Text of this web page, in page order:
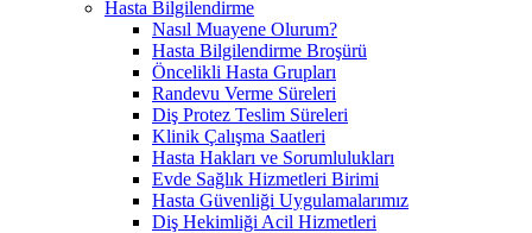
Hasta Bilgilendirme
Nasıl Muayene Olurum?
Hasta Bilgilendirme Broşürü
Öncelikli Hasta Grupları
Randevu Verme Süreleri
Diş Protez Teslim Süreleri
Klinik Çalışma Saatleri
Hasta Hakları ve Sorumlulukları
Evde Sağlık Hizmetleri Birimi
Hasta Güvenliği Uygulamalarımız
Diş Hekimliği Acil Hizmetleri